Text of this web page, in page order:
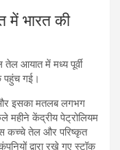
में भारत की
आयात में मध्य पूर्वी
पहुंच गई।
इसका मतलब लगभग
महीने केंद्रीय पेट्रोलियम
कच्चे तेल और परिष्कृत
द्वारा रखे गए स्टॉक